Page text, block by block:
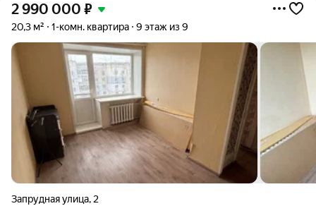
2 990 000 ₽
20,3 м² 1-комн. квартира 9 этаж из 9
Запрудная улица, 2